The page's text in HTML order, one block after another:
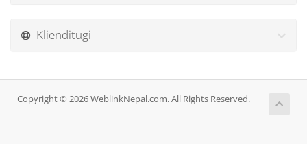
Klienditugi
Copyright © 2026 WeblinkNepal.com. All Rights Reserved.